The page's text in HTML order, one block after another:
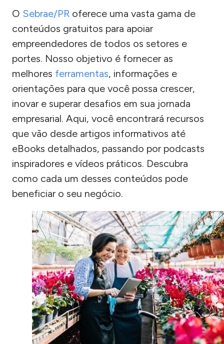
O Sebrae/PR oferece uma vasta gama de
conteúdos gratuitos para apoiar
empreendedores de todos os setores e
portes. Nosso objetivo é fornecer as
melhores ferramentas, informações e
orientações para que você possa crescer,
inovar e superar desafios em sua jornada
empresarial. Aqui, você encontrará recursos
que vão desde artigos informativos até
eBooks detalhados, passando por podcasts
inspiradores e vídeos práticos. Descubra
como cada um desses conteúdos pode
beneficiar o seu negócio.